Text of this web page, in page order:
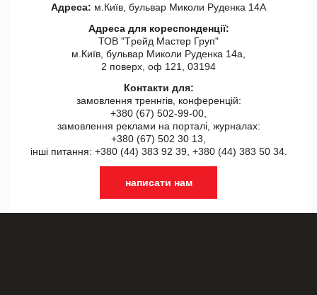
Адреса: м.Київ, бульвар Миколи Руденка 14А
Адреса для кореспонденції:
ТОВ "Tрейд Мастер Груп"
м.Київ, бульвар Миколи Руденка 14а,
2 поверх, оф 121, 03194
Контакти для:
замовлення треннгів, конференцій:
+380 (67) 502-99-00,
замовлення реклами на порталі, журналах:
+380 (67) 502 30 13,
інші питання: +380 (44) 383 92 39, +380 (44) 383 50 34.
написати нам